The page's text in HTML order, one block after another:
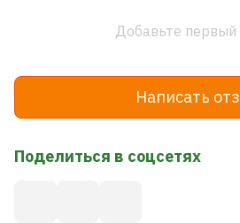
Добавьте первый
Написать
Поделиться в соцсетях